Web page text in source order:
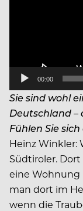
00:00
Sie sind wohl
Deutschland –
Fühlen Sie
Heinz Winkler:
Südtiroler.
eine Wohnung
man dort im
wenn die